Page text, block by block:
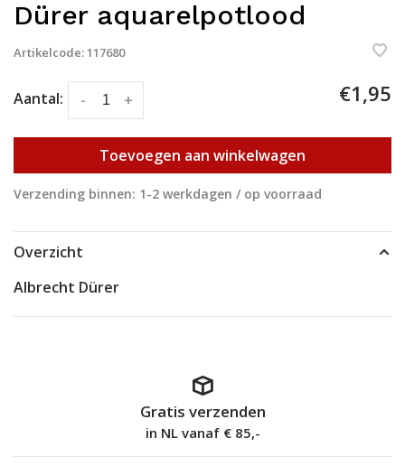
Dürer aquarelpotlood
Artikelcode:117680
Aantal: +
- €1,95
Toevoegen aan winkelwagen
Verzending binnen: 1-2 werkdagen / op voorraad
Overzicht
Albrecht Dürer
Gratis verzenden
in NL vanaf € 85,-